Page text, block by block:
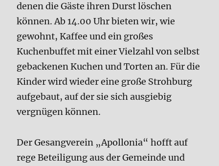
denen die Gäste ihren Durst löschen
können. Ab 14.00 Uhr bieten wir, wie
gewohnt, Kaffee und ein großes
Kuchenbuffet mit einer Vielzahl von selbst
gebackenen Kuchen und Torten an. Für die
Kinder wird wieder eine große Strohburg
aufgebaut, auf der sie sich ausgiebig
vergnügen können.
Der Gesangverein „Apollonia“ hofft auf
rege Beteiligung aus der Gemeinde und